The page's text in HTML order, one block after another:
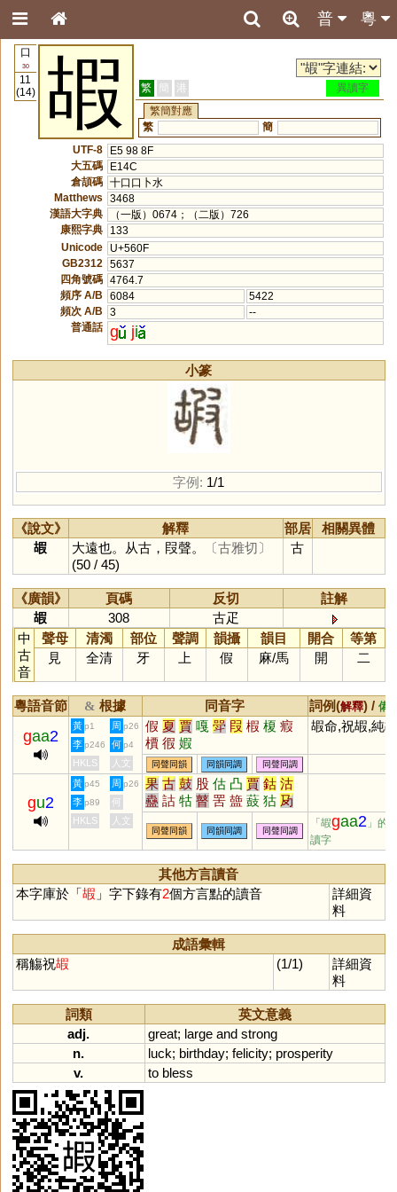
粵
普
口
30
11
(14)
嘏 繁 簡 港
異讀字
繁簡對應
繁
簡
UTF-8
E5 98 8F
大五碼
E14C
倉頡碼 十口口卜水
Matthews
3468
漢語大字典
（一版）0674；（二版）726
康熙字典
133
Unicode
U+560F
GB2312
5637
四角號碼 4764.7
頻序 A/B
6084
5422
頻次 A/B
3
--
普通話 g ji
小篆
字例: 1/1
《說文》 解釋 部居
相關異體
嘏
大遠也。从古，叚聲。
〔古雅切〕
(50 / 45)
古
《廣韻》 頁碼 反切
註解
嘏
308
古疋
中
古
音
聲母 清濁 部位 聲調 韻攝 韻目 開合
等第
見
全清 牙 上 假 麻/馬 開 二
粵語音節 & 根據 同音字 詞例(解釋) / 備
gaa2
黃 p1 周 p26 假 夏 賈 嘎 斝 叚 椵 榎 瘕
檟 徦 婽
嘏命,祝嘏,純嘏
李 p246 何 p4
HKLS 人文 同聲同韻 同韻同調 同聲同調
gu2
黃 p45 周 p26 果 古 鼓 股 估 凸 賈 鈷 沽
蠱 詁 牯 瞽 罟 䀇 薣 狜 夃
盬 蛌 臌 羖
李 p89
何
HKLS
人文
同聲同韻 同韻同調 同聲同調
「嘏gaa2 」的
讀字
其他方言讀音
本字庫於「嘏 」字下錄有2個方言點的讀音
詳細資
料
成語彙輯
稱觴祝嘏 (1/1)
詳細資
料
詞類
英文意義
adj.
great; large and strong
n.
luck; birthday; felicity; prosperity
v.
to bless